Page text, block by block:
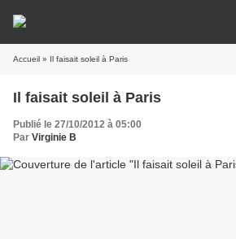
Accueil » Il faisait soleil à Paris
Il faisait soleil à Paris
Publié le 27/10/2012 à 05:00
Par Virginie B